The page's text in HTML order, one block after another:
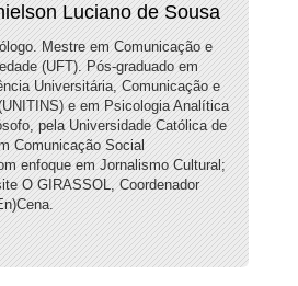
Luciano de Sousa
Mestre em Comunicação e
(UFT). Pós-graduado em
Universitária, Comunicação e
e em Psicologia Analítica
pela Universidade Católica de
Comunicação Social
enfoque em Jornalismo Cultural;
O GIRASSOL, Coordenador